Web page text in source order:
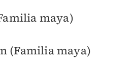
maya)
(Familia maya)